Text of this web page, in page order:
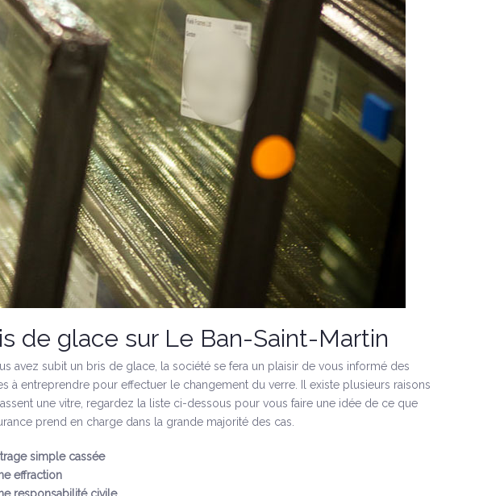
de glace sur Le Ban-Saint-Martin
avez subit un bris de glace, la société se fera un plaisir de vous informé des
à entreprendre pour effectuer le changement du verre. Il existe plusieurs raisons
une vitre, regardez la liste ci-dessous pour vous faire une idée de ce que
prend en charge dans la grande majorité des cas.
simple cassée
effraction